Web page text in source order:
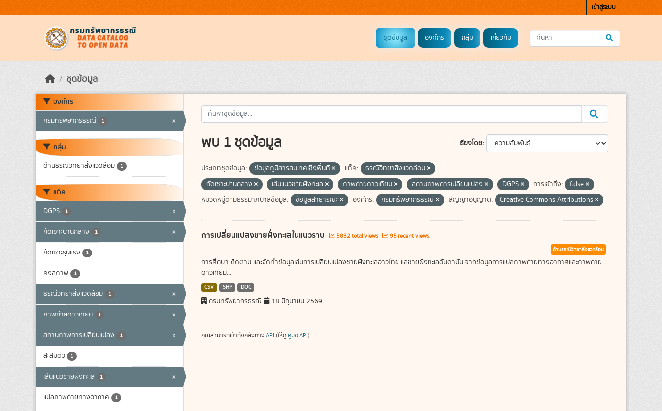
เข้าสู่ระบบ
ชุดข้อมูล องค์กร กลุ่ม เกี่ยวกับ
ชุดข้อมูล
องค์กร
กรมทรัพยากรธรณี 1 x
กลุ่ม
ด้านธรณีวิทยาสิ่งแวดล้อม 1
แท็ค
DGPS 1 x
กัดเซาะปานกลาง 1 x
กัดเซาะรุนแรง 1
คงสภาพ 1
ธรณีวิทยาสิ่งแวดล้อม 1 x
ภาพถ่ายดาวเทียม 1 x
สถานภาพการเปลี่ยนแปลง 1 x
สะสมตัว 1
เส้นแนวชายฝั่งทะเล 1 x
แปลภาพถ่ายทางอากาศ 1
เรียงโดย
พบ 1 ชุดข้อมูล
ประเภทชุดข้อมูล: ข้อมูลภูมิสารสนเทศเชิงพื้นที่ แท็ค:
ธรณีวิทยาสิ่งแวดล้อม
กัดเซาะปานกลาง
เส้นแนวชายฝั่งทะเล ภาพถ่ายดาวเทียม สถานภาพการเปลี่ยนแปลง DGPS การเข้าถึง:
false
หมวดหมู่ตามธรรมาภิบาลข้อมูล:
ข้อมูลสาธารณะ องค์กร: กรมทรัพยากรธรณี สัญญาอนุญาต: Creative Commons Attributions
การเปลี่ยนแปลงชายฝั่งทะเลในแนวราบ 5832 total views 95 recent views
ด้านธรณีวิทยาสิ่งแวดล้อม
การศึกษา ติดตาม และจัดทำข้อมูลเส้นการเปลี่ยนแปลงชายฝั่งทะเลอ่าวไทย แลชายฝั่งทะเลอันดามัน จากข้อมูลการแปลภาพถ่ายทางอากาศและภาพถ่าย
ดาวเทียม...
CSV SHP DOC
กรมทรัพยากรธรณี 18 มิถุนายน 2569
คุณสามารถเข้าถึงคลังทาง API (ให้ดู คู่มือ API).